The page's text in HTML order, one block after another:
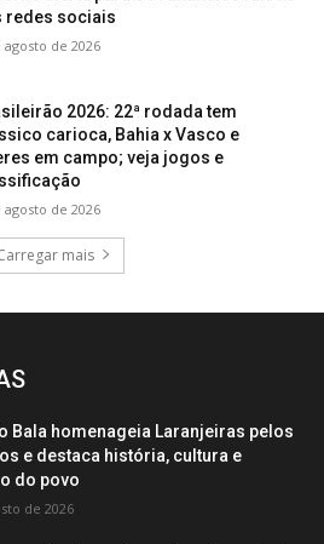
redes sociais
agosto de 2026
2026: 22ª rodada tem
carioca, Bahia x Vasco e
em campo; veja jogos e
agosto de 2026
mais
Bala homenageia Laranjeiras pelos
e destaca história, cultura e
do povo
de 2026